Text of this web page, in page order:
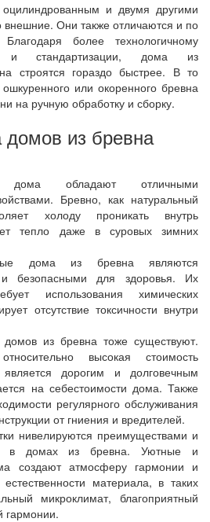
и двумя другими
внешние. Они также отличаются и по
Благодаря более технологичному
и стандартизации, дома из
строятся гораздо быстрее. В то
или окоренного бревна
на ручную обработку и сборку.
из бревна
обладают отличными
Бревно, как натуральный
холоду проникать внутрь
тепло даже в суровых зимних
дома из бревна являются
и безопасными для здоровья. Их
использования химических
отсутствие токсичности внутри
домов из бревна тоже существуют.
высокая стоимость
является дорогим и долговечным
на себестоимости дома. Также
регулярного обслуживания
от гниения и вредителей.
нивелируются преимуществами и
в домах из бревна. Уютные и
создают атмосферу гармонии и
материала, в таких
микроклимат, благоприятный
гармонии.